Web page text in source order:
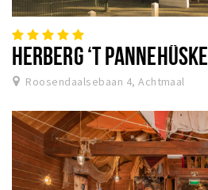
HERBERG ‘T PANNEHÛSKE
Roosendaalsebaan 4, Achtmaal